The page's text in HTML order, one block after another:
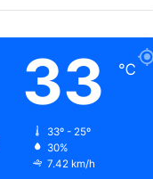
33 ℃
33º - 25º
30%
7.42 km/h